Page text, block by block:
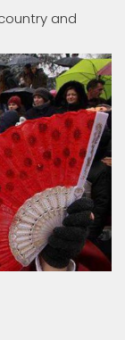
to take you